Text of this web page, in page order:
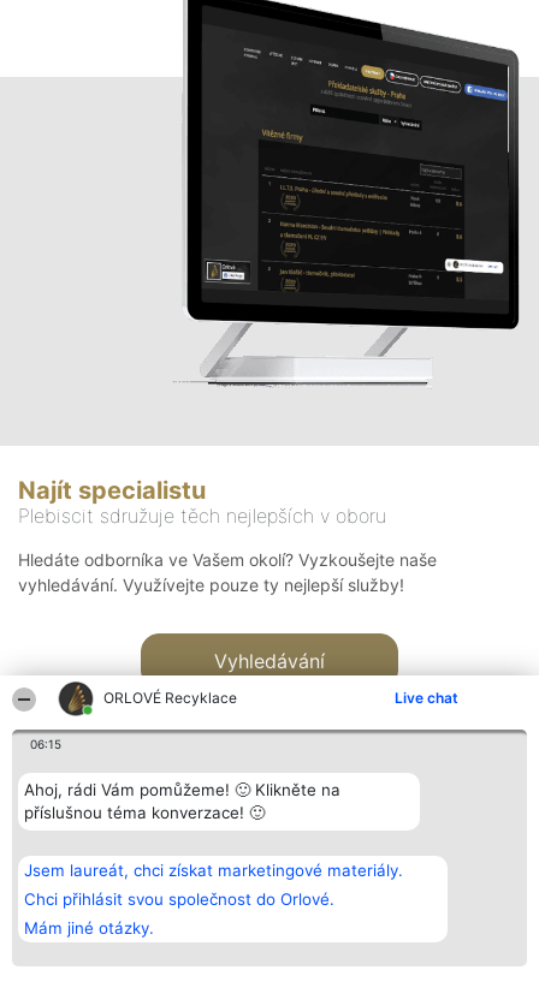
ORLOVÉ Recyklace Live chat
06:15
Ahoj, rádi Vám pomůžeme! 🙂 Klikněte na
příslušnou téma konverzace! 🙂
Jsem laureát, chci získat marketingové materiály.
Chci přihlásit svou společnost do Orlové.
Mám jiné otázky.
Najít specialistu
Plebiscit sdružuje těch nejlepších v oboru
Hledáte odborníka ve Vašem okolí? Vyzkoušejte naše
vyhledávání. Využívejte pouze ty nejlepší služby!
Vyhledávání
Bright Side Solutions sp. z o.
o. sp. k.
ul. Ruska 22
Wrocław 50-079
KRS 0000749100 | Regon
381313360 | NIP 8943132676
Vítězové
Seznam všech
laureátů
Zásady
Zásady
Kontakt